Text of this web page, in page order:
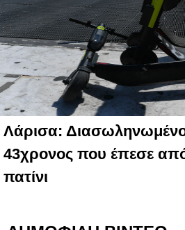
Λάρισα:
43χρονος που έπεσε
πατίνι